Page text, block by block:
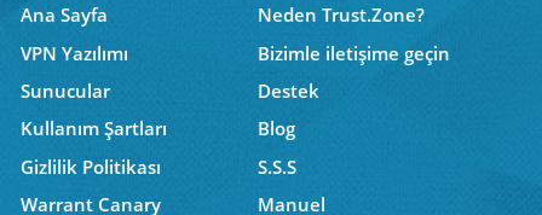
Ana Sayfa
Neden Trust.Zone?
VPN Yazılımı
Bizimle iletişime geçin
Sunucular
Destek
Kullanım Şartları
Blog
Gizlilik Politikası
S.S.S
Warrant Canary
Manuel